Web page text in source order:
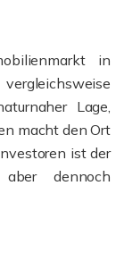
in
Lage,
macht den Ort
ist der
dennoch